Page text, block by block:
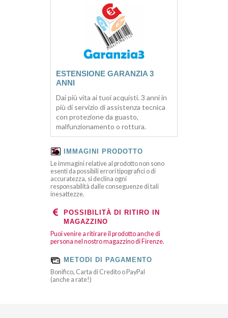
ESTENSIONE GARANZIA 3
ANNI
Dai più vita ai tuoi acquisti. 3 anni in
più di servizio di assistenza tecnica
con protezione da guasto,
malfunzionamento o rottura.
IMMAGINI PRODOTTO
Le immagini relative al prodotto non sono
esenti da possibili errori tipografici o di
accuratezza, si declina ogni
responsabilità dalle conseguenze di tali
inesattezze.
POSSIBILITÀ DI RITIRO IN
MAGAZZINO
Puoi venire a ritirare il prodotto anche di
persona nel nostro magazzino di Firenze.
METODI DI PAGAMENTO
Bonifico, Carta di Credito o PayPal
(anche a rate!)